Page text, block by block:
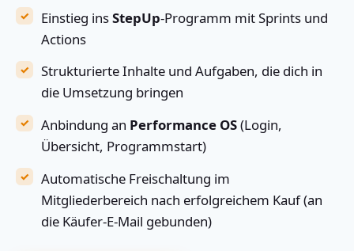
Einstieg insStepUp-Programm mit Sprints und
Actions
Strukturierte Inhalte und Aufgaben, die dich in
die Umsetzung bringen
Anbindung an Performance OS(Login,
Übersicht, Programmstart)
Automatische Freischaltung im
Mitgliederbereich nach erfolgreichem Kauf (an
die Käufer-E-Mail gebunden)